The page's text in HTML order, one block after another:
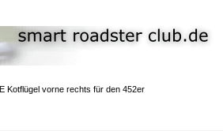
Kotflügel vorne rechts für den 452er